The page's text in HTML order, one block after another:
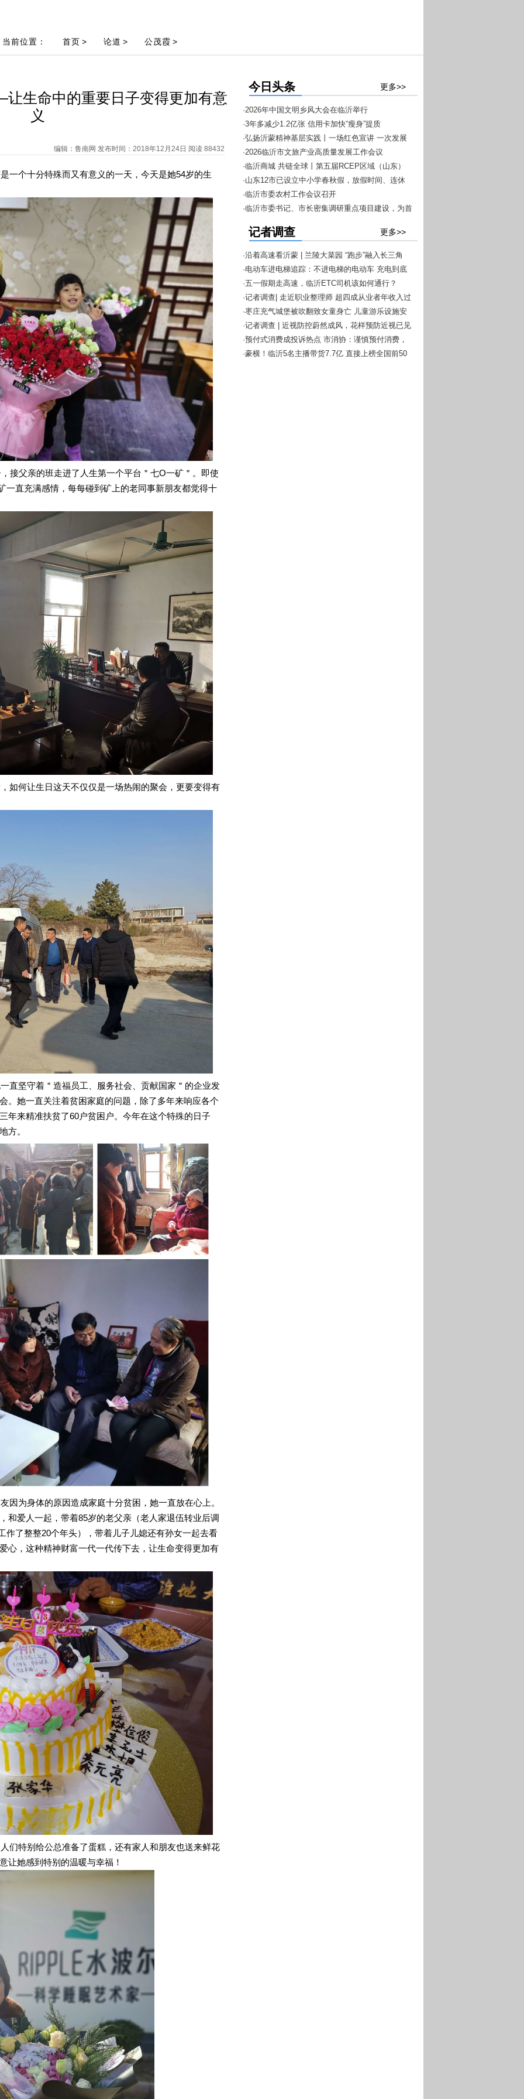
当前位置： 首页 > 论道 > 公茂霞 >
生命中的重要日子变得更加有意
义
编辑：鲁南网 发布时间：2018年12月24日 阅读 88432
个十分特殊而又有意义的一天，今天是她54岁的生
父亲的班走进了人生第一个平台＂七O一矿＂。即使
一直充满感情，每每碰到矿上的老同事新朋友都觉得十
何让生日这天不仅仅是一场热闹的聚会，更要变得有
坚守着＂造福员工、服务社会、贡献国家＂的企业发
。她一直关注着贫困家庭的问题，除了多年来响应各个
年来精准扶贫了60户贫困户。今年在这个特殊的日子
方。
身体的原因造成家庭十分贫困，她一直放在心上。
和爱人一起，带着85岁的老父亲（老人家退伍转业后调
作了整整20个年头），带着儿子儿媳还有孙女一起去看
心，这种精神财富一代一代传下去，让生命变得更加有
特别给公总准备了蛋糕，还有家人和朋友也送来鲜花
让她感到特别的温暖与幸福！
今日头条 更多>>
·2026年中国文明乡风大会在临沂举行
·3年多减少1.2亿张 信用卡加快“瘦身”提质
·弘扬沂蒙精神基层实践丨一场红色宣讲 一次发展
邀约
·2026临沂市文旅产业高质量发展工作会议
暨“1+7”文旅融合工作推进会议召开
·临沂商城 共链全球丨第五届RCEP区域（山东）
进口商品博览会4月20日至22日在临沂举办
·山东12市已设立中小学春秋假，放假时间、连休
安排一目了然
·临沂市委农村工作会议召开
·临沂市委书记、市长密集调研重点项目建设，为首
记者调查 更多>>
·沿着高速看沂蒙 | 兰陵大菜园 “跑步”融入长三角
·电动车进电梯追踪：不进电梯的电动车 充电到底
该怎么办？
·五一假期走高速，临沂ETC司机该如何通行？
·记者调查| 走近职业整理师 超四成从业者年收入过
10万
·枣庄充气城堡被吹翻致女童身亡 儿童游乐设施安
全警钟再次被敲响！
·记者调查 | 近视防控蔚然成风，花样预防近视已见
成效
·预付式消费成投诉热点 市消协：谨慎预付消费，
增强风险意识
·豪横！临沂5名主播带货7.7亿 直接上榜全国前50